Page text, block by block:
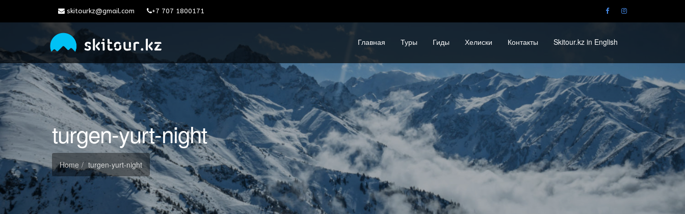
skitourkz@gmail.com +7 707 1800171
Главная Туры Гиды Хелиски Контакты Skitour.kz in English
turgen-yurt-night
Home turgen-yurt-night